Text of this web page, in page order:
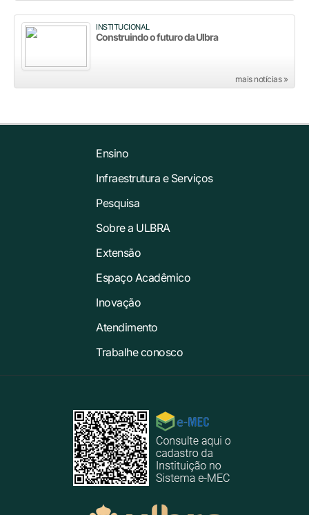
INSTITUCIONAL
Construindo o futuro da Ulbra
mais notícias »
Ensino
Infraestrutura e Serviços
Pesquisa
Sobre a ULBRA
Extensão
Espaço Acadêmico
Inovação
Atendimento
Trabalhe conosco